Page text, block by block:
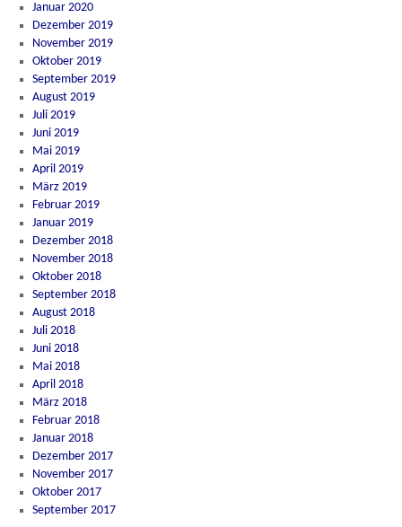
Januar 2020
Dezember 2019
November 2019
Oktober 2019
September 2019
August 2019
Juli 2019
Juni 2019
Mai 2019
April 2019
März 2019
Februar 2019
Januar 2019
Dezember 2018
November 2018
Oktober 2018
September 2018
August 2018
Juli 2018
Juni 2018
Mai 2018
April 2018
März 2018
Februar 2018
Januar 2018
Dezember 2017
November 2017
Oktober 2017
September 2017